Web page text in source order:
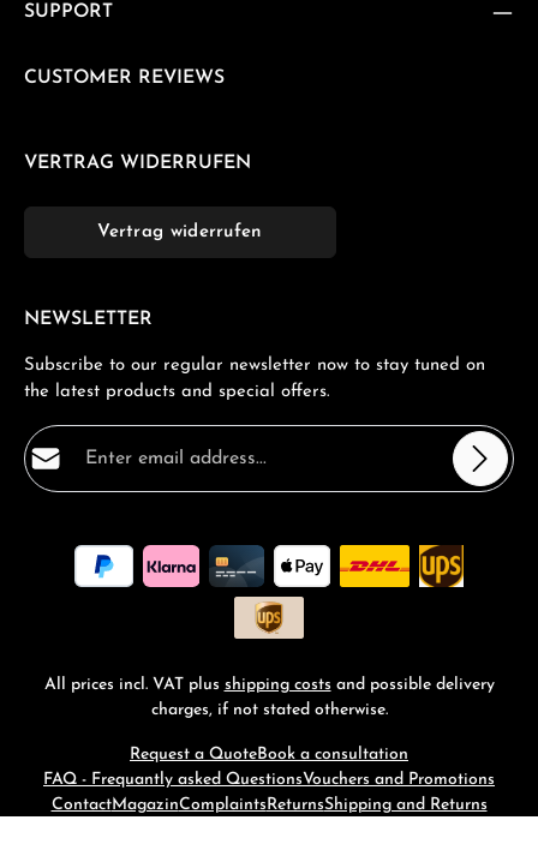
SUPPORT
CUSTOMER REVIEWS
VERTRAG WIDERRUFEN
Vertrag widerrufen
NEWSLETTER
Subscribe to our regular newsletter now to stay tuned on
the latest products and special offers.
Email address*
By selecting continue you confirm that you have read
ourdata protection informationand accepted our
general terms and conditions
All prices incl. VAT plus shipping costs and possible delivery
charges, if not stated otherwise.
Request a QuoteBook a consultation
FAQ - Frequantly asked QuestionsVouchers and Promotions
ContactMagazinComplaintsReturnsShipping and Returns